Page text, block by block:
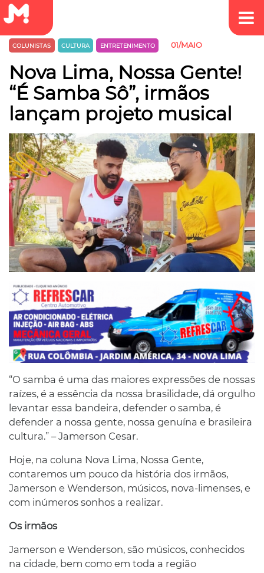
COLUNISTAS CULTURA ENTRETENIMENTO 01/MAIO
Nova Lima, Nossa Gente!
“É Samba Sô”, irmãos
lançam projeto musical
“O samba é uma das maiores expressões de nossas
raízes, é a essência da nossa brasilidade, dá orgulho
levantar essa bandeira, defender o samba, é
defender a nossa gente, nossa genuína e brasileira
cultura.” – Jamerson Cesar.
Hoje, na coluna Nova Lima, Nossa Gente,
contaremos um pouco da história dos irmãos,
Jamerson e Wenderson, músicos, nova-limenses, e
com inúmeros sonhos a realizar.
Os irmãos
Jamerson e Wenderson, são músicos, conhecidos
na cidade, bem como em toda a região